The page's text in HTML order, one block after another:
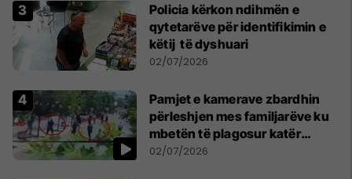
Policia kërkon ndihmën e
qytetarëve për identifikimin e
këtij të dyshuari
02/07/2026
Pamjet e kamerave zbardhin
përleshjen mes familjarëve ku
mbetën të plagosur katër
persona
02/07/2026